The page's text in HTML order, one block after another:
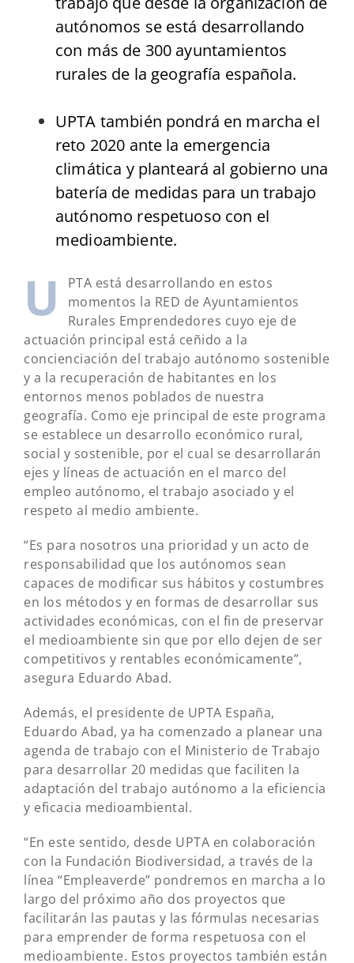
autónomos se está desarrollando
con más de 300 ayuntamientos
rurales de la geografía española.
UPTA también pondrá en marcha el
reto 2020 ante la emergencia
climática y planteará al gobierno una
batería de medidas para un trabajo
autónomo respetuoso con el
medioambiente.
U
PTA está desarrollando en estos
momentos la RED de Ayuntamientos
Rurales Emprendedores cuyo eje de
actuación principal está ceñido a la
concienciación del trabajo autónomo sostenible
y a la recuperación de habitantes en los
entornos menos poblados de nuestra
geografía. Como eje principal de este programa
se establece un desarrollo económico rural,
social y sostenible, por el cual se desarrollarán
ejes y líneas de actuación en el marco del
empleo autónomo, el trabajo asociado y el
respeto al medio ambiente.
“Es para nosotros una prioridad y un acto de
responsabilidad que los autónomos sean
capaces de modificar sus hábitos y costumbres
en los métodos y en formas de desarrollar sus
actividades económicas, con el fin de preservar
el medioambiente sin que por ello dejen de ser
competitivos y rentables económicamente”,
asegura Eduardo Abad.
Además, el presidente de UPTA España,
Eduardo Abad, ya ha comenzado a planear una
agenda de trabajo con el Ministerio de Trabajo
para desarrollar 20 medidas que faciliten la
adaptación del trabajo autónomo a la eficiencia
y eficacia medioambiental.
“En este sentido, desde UPTA en colaboración
con la Fundación Biodiversidad, a través de la
línea “Empleaverde” pondremos en marcha a lo
largo del próximo año dos proyectos que
facilitarán las pautas y las fórmulas necesarias
para emprender de forma respetuosa con el
medioambiente. Estos proyectos también están